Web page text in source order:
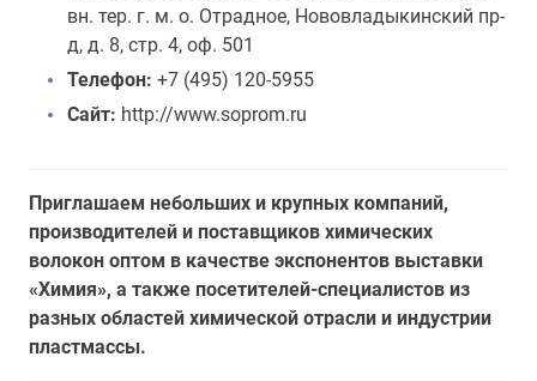
вн. тер. г. м. о. Отрадное, Нововладыкинский пр-
д, д. 8, стр. 4, оф. 501
Телефон: +7 (495) 120-5955
Сайт: http://www.soprom.ru
Приглашаем небольших и крупных компаний,
производителей и поставщиков химических
волокон оптом в качестве экспонентов выставки
«Химия», а также посетителей-специалистов из
разных областей химической отрасли и индустрии
пластмассы.